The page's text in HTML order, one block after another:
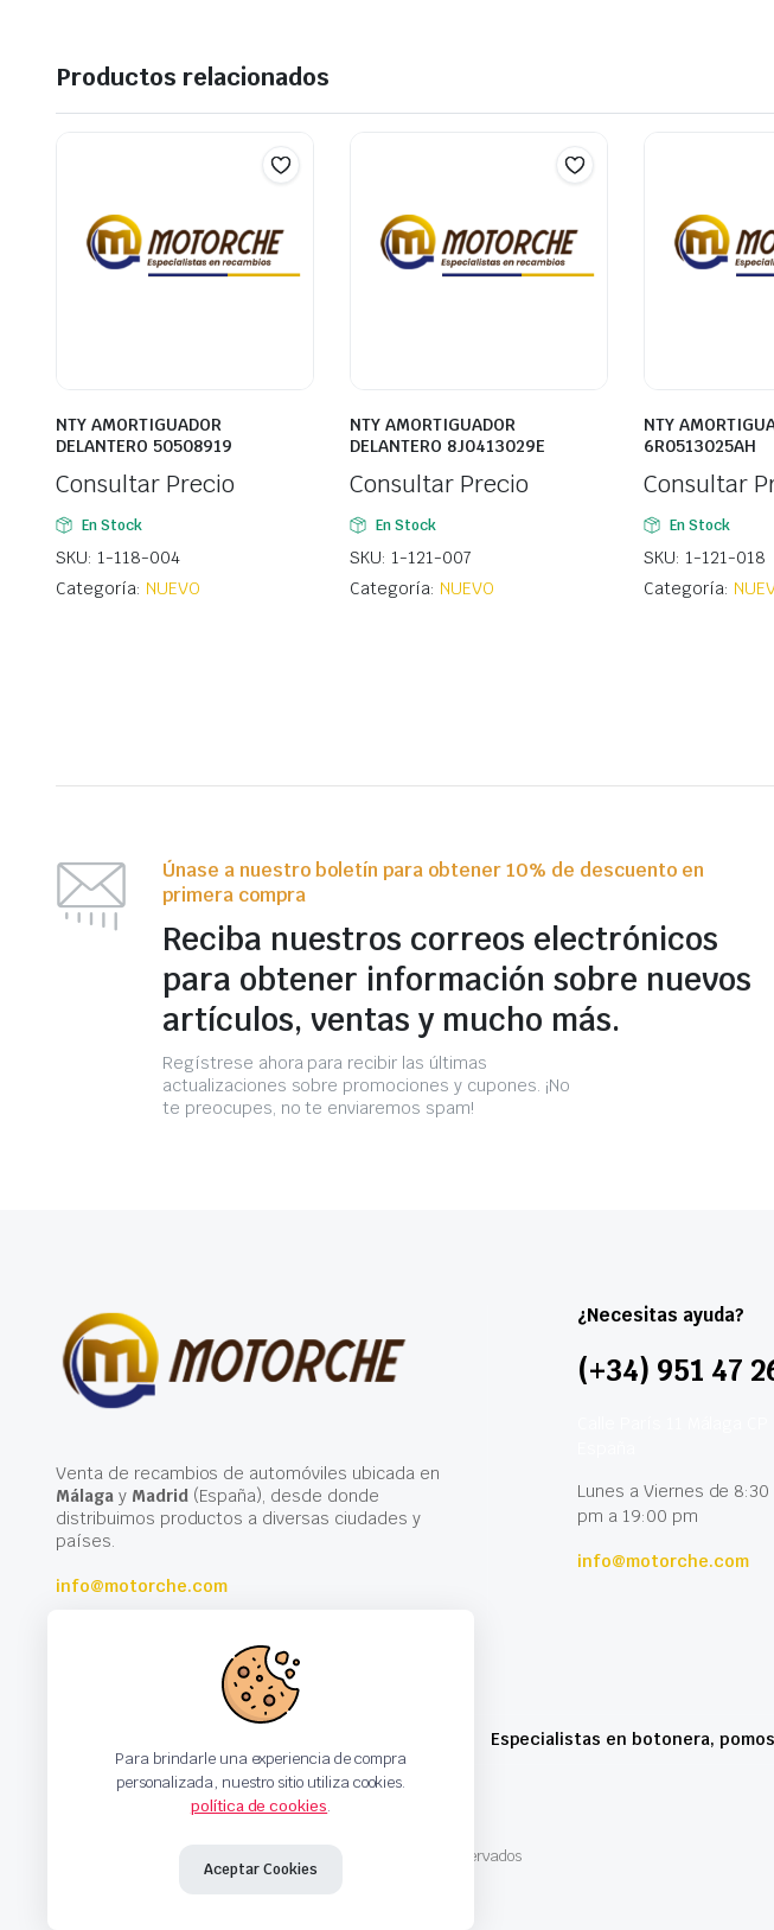
Productos relacionados
NTY AMORTIGUADOR
DELANTERO 50508919
Consultar Precio
En Stock
SKU: 1-118-004
Categoría: NUEVO
NTY AMORTIGUADOR
DELANTERO 8J0413029E
Consultar Precio
En Stock
SKU: 1-121-007
Categoría: NUEVO
NTY
6R0513025AH
Consultar
En Stock
SKU: 1-121-018
Categoría:
Únase a nuestro boletín para obtener 10% de descuento en
primera compra
Reciba nuestros correos electrónicos
para obtener información sobre nuevos
artículos, ventas y mucho más.
Regístrese ahora para recibir las últimas
actualizaciones sobre promociones y cupones. ¡No
te preocupes, no te enviaremos spam!
Venta de recambios de automóviles ubicada en
Málagay Madrid(España), desde donde
distribuimos productos a diversas ciudades y
países.
info@motorche.com
¿Necesitas ayuda?
(+34) 951 47
Lunes a Viernes de
pm a 19:00 pm
info@motorche.com
Especialistas en botonera,
Copyright 2024 © Motorche Autoparts. Todos los derechos reservados
Para brindarle una experiencia de compra
personalizada, nuestro sitio utiliza cookies.
política de cookies.
Aceptar Cookies